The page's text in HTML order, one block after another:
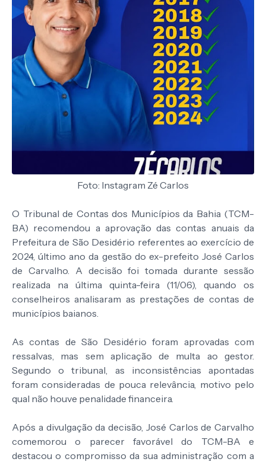
Foto: Instagram Zé Carlos
O Tribunal de Contas dos Municípios da Bahia (TCM-
BA) recomendou a aprovação das contas anuais da
Prefeitura de São Desidério referentes ao exercício de
2024, último ano da gestão do ex-prefeito José Carlos
de Carvalho. A decisão foi tomada durante sessão
realizada na última quinta-feira (11/06), quando os
conselheiros analisaram as prestações de contas de
municípios baianos.
As contas de São Desidério foram aprovadas com
ressalvas, mas sem aplicação de multa ao gestor.
Segundo o tribunal, as inconsistências apontadas
foram consideradas de pouca relevância, motivo pelo
qual não houve penalidade financeira.
Após a divulgação da decisão, José Carlos de Carvalho
comemorou o parecer favorável do TCM-BA e
destacou o compromisso da sua administração com a